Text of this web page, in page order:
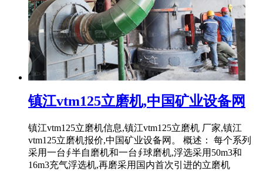
镇江vtm125立磨机,中国矿业设备网
镇江vtm125立磨机信息,镇江vtm125立磨机 厂家,镇江
vtm125立磨机报价,中国矿业设备网。 概述： 每个系列
采用一台∮半自磨机和一台∮球磨机,浮选采用50m3和
16m3充气浮选机,再磨采用国内首次引进的立磨机